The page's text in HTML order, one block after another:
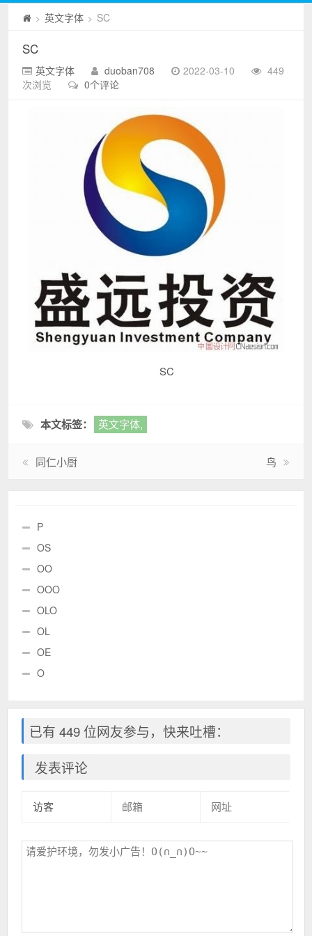
> 英文字体 > SC
SC
英文字体 duoban708 2022-03-10
449
次浏览
0个评论
SC
本文标签： 英文字体,
同仁小厨 鸟
P
OS
OO
OOO
OLO
OL
OE
O
已有 449 位网友参与，快来吐槽：
发表评论